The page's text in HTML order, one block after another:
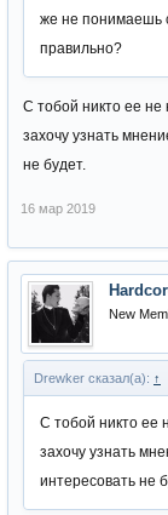
же не понимаешь
правильно?
С тобой никто ее не
захочу узнать
не будет.
16 мар 2019
New
Drewker сказал(а): ↑
С тобой никто ее
захочу узнать
интересовать не